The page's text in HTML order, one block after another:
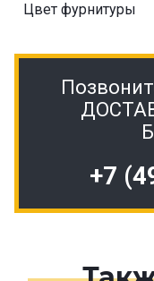
Цвет фурнитуры
+7